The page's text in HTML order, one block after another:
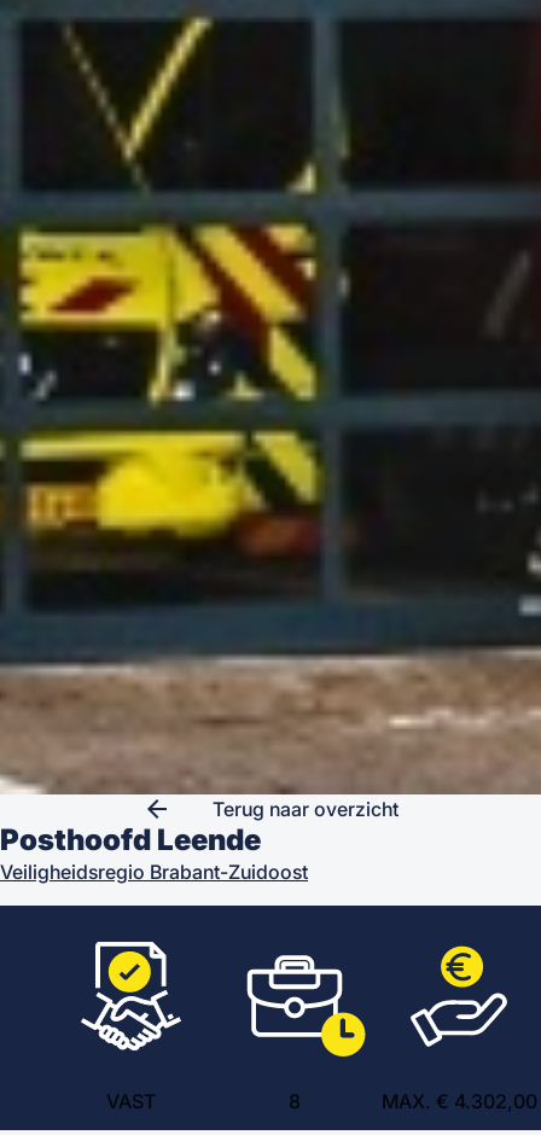
arrow_back Terug naar overzicht
Posthoofd Leende
Veiligheidsregio Brabant-Zuidoost
VAST 8 MAX. € 4.302,00